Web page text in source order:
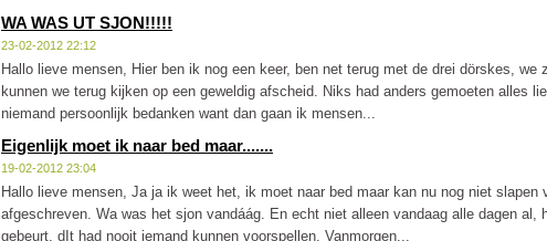
WA WAS UT SJON!!!!!
23-02-2012 22:12
Hallo lieve mensen, Hier ben ik nog een keer, ben net terug met de drei dörskes, we
kunnen we terug kijken op een geweldig afscheid. Niks had anders gemoeten alles
niemand persoonlijk bedanken want dan gaan ik mensen...
Eigenlijk moet ik naar bed maar.......
19-02-2012 23:04
Hallo lieve mensen, Ja ja ik weet het, ik moet naar bed maar kan nu nog niet slapen
afgeschreven. Wa was het sjon vandáág. En echt niet alleen vandaag alle dagen al,
gebeurt, dIt had nooit iemand kunnen voorspellen. Vanmorgen...